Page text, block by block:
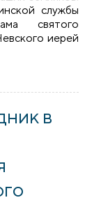
службы
святого
иерей
поселка
в